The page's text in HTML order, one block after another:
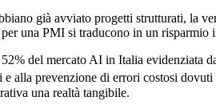
già avviato progetti strutturati, la
una PMI si traducono in un
del mercato AI in Italia
alla prevenzione di errori costosi
una realtà tangibile.